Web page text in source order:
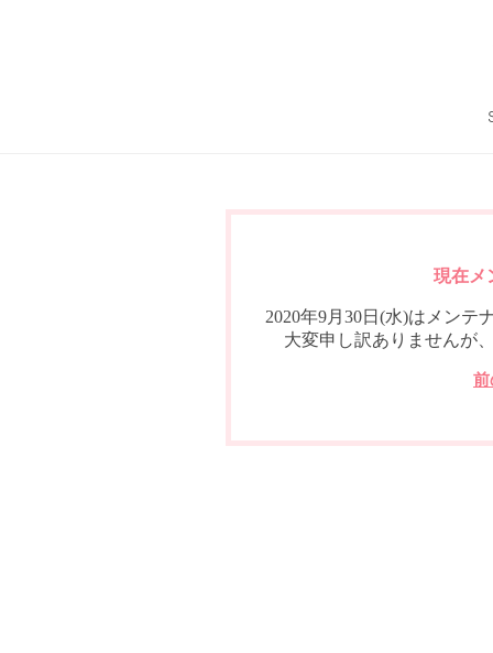
現在メ
2020年9月30日(水)はメンテ
大変申し訳ありませんが
前